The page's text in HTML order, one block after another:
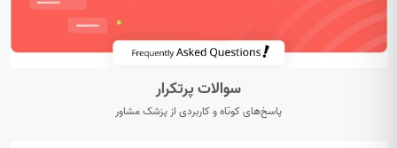
سوالات پرتکرار
پاسخ‌های کوتاه و کاربردی از پزشک مشاور